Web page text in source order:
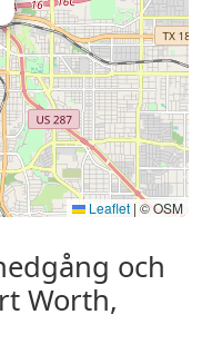
Leaflet | © OSM
och
Worth,